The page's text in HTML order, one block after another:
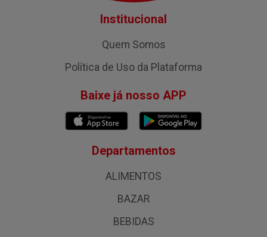
Institucional
Quem Somos
Política de Uso da Plataforma
Baixe já nosso APP
Departamentos
ALIMENTOS
BAZAR
BEBIDAS